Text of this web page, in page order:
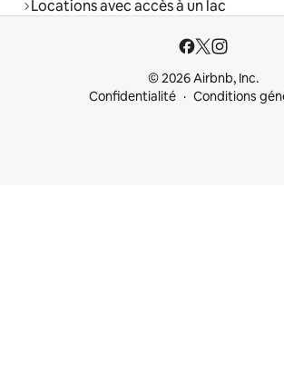
Locations avec accès à un lac
© 2026 Airbnb, Inc.
Confidentialité
Conditions